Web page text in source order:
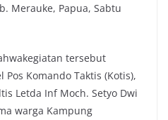
Merauke, Papua, Sabtu
tersebut
Komando Taktis (Kotis),
Letda Inf Moch. Setyo Dwi
warga Kampung